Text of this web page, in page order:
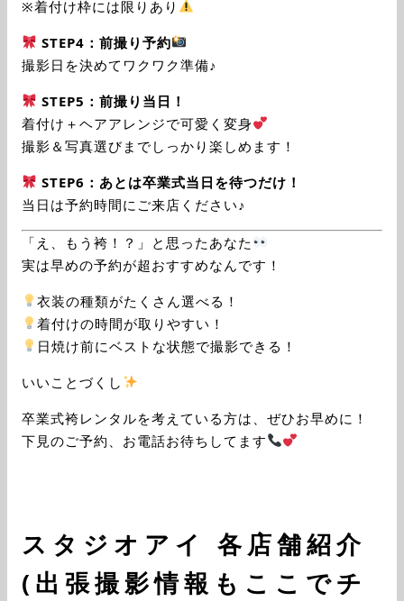
※着付け枠には限りあり
STEP4：前撮り予約
撮影日を決めてワクワク準備♪
STEP5：前撮り当日！
着付け＋ヘアアレンジで可愛く変身
撮影＆写真選びまでしっかり楽しめます！
STEP6：あとは卒業式当日を待つだけ！
当日は予約時間にご来店ください♪
「え、もう袴！？」と思ったあなた
実は早めの予約が超おすすめなんです！
衣装の種類がたくさん選べる！
着付けの時間が取りやすい！
日焼け前にベストな状態で撮影できる！
いいことづくし
卒業式袴レンタルを考えている方は、ぜひお早めに！
下見のご予約、お電話お待ちしてます
スタジオアイ 各店舗紹介
(出張撮影情報もここでチ